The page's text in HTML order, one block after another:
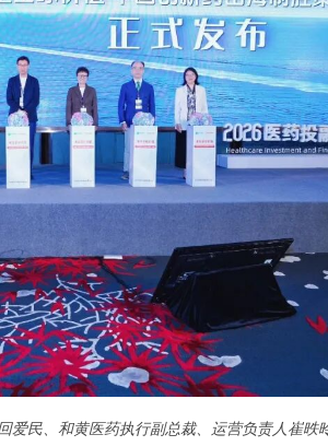
爱民、和黄医药执行副总裁、运营负责人崔昳